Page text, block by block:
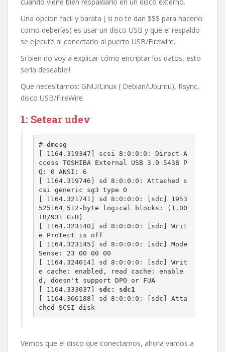
Una opcion facil y barata ( si no te dan $$$ para hacerlo
como deberías) es usar un disco USB y que el respaldo
se ejecute al conectarlo al puerto USB/Firewire.
Si bien no voy a explicar cómo encriptar los datos, esto
sería deseable!!
Que necesitamos: GNU/Linux ( Debian/Ubuntu), Rsync,
disco USB/FireWire
1: Setear udev
# dmesg
[ 1164.319347] scsi 8:0:0:0: Direct-A
ccess TOSHIBA External USB 3.0 5438 P
Q: 0 ANSI: 6
[ 1164.319746] sd 8:0:0:0: Attached s
csi generic sg3 type 0
[ 1164.321741] sd 8:0:0:0: [sdc] 1953
525164 512-byte logical blocks: (1.00
TB/931 GiB)
[ 1164.323140] sd 8:0:0:0: [sdc] Writ
e Protect is off
[ 1164.323145] sd 8:0:0:0: [sdc] Mode
Sense: 23 00 00 00
[ 1164.324014] sd 8:0:0:0: [sdc] Writ
e cache: enabled, read cache: enable
d, doesn't support DPO or FUA
[ 1164.333037] sdc: sdc1
[ 1164.366188] sd 8:0:0:0: [sdc] Atta
ched SCSI disk
Vemos que el disco que conectamos, ahora vamos a